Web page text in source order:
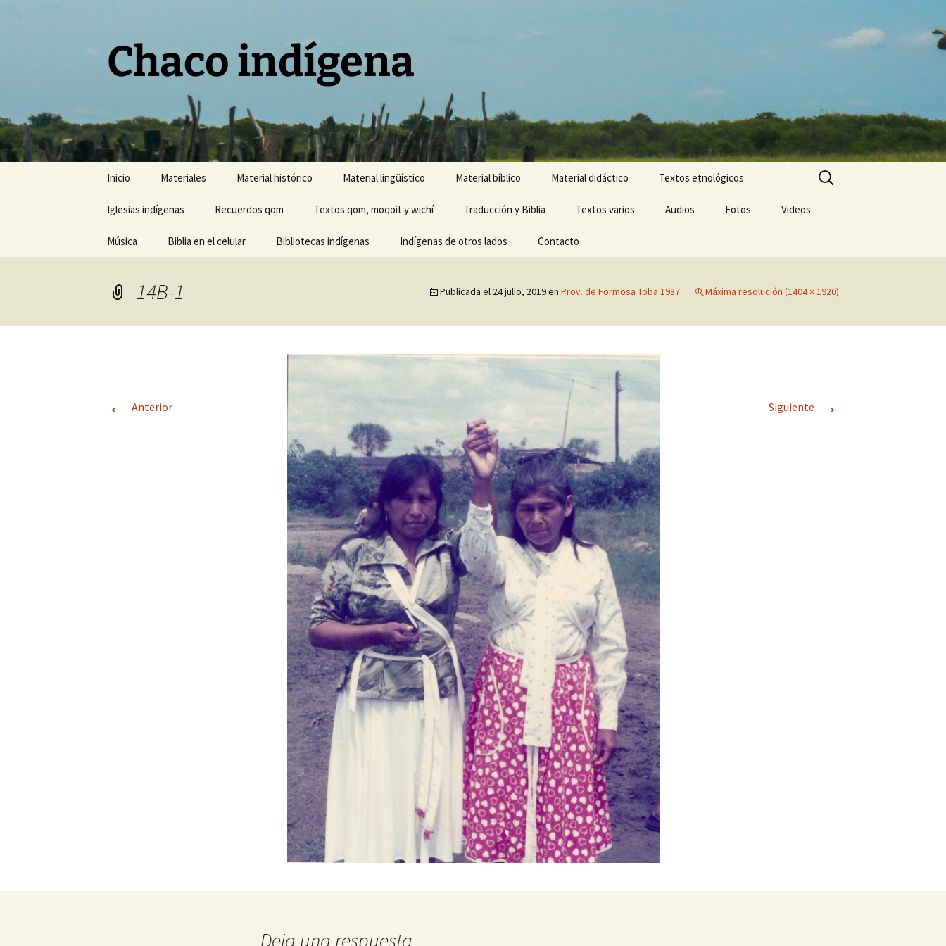
Chaco indígena
contenido
Inicio Materiales Material histórico Material lingüístico Material bíblico Material didáctico Textos etnológicos
Iglesias indígenas Recuerdos qom Textos qom, moqoit y wichí Traducción y Biblia Textos varios Audios Fotos Videos
Música Biblia en el celular Bibliotecas indígenas Indígenas de otros lados Contacto
Buscar:
14B-1 Publicada el 24 julio, 2019en Prov. de Formosa Toba 1987 Máxima resolución (1404 × 1920)
← Anterior Siguiente →
Deja una respuesta